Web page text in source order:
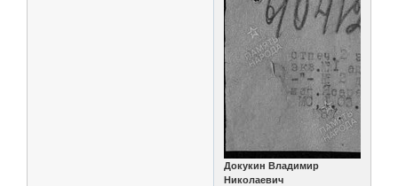
Докукин Владимир
Николаевич